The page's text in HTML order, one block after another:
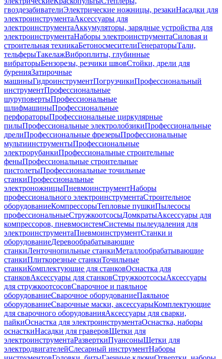
гвоздезабивателиЭлектрические ножницы, резакиНасадки для
электроинструментаАксессуары для
электроинструментаАккумуляторы, зарядные устройства для
электроинструментаНаборы электроинструментаСиловая и
строительная техникаБетоносмесителиГенераторыТали,
тельферыТакелажВиброплиты, глубинные
вибраторыБензорезы, резчики швовСтойки, дрели для
буренияЗатирочные
машиныГидроинструментПогрузчикиПрофессиональный
инструментПрофессиональные
шуруповертыПрофессиональные
шлифмашиныПрофессиональные
перфораторыПрофессиональные циркулярные
пилыПрофессиональные электролобзикиПрофессиональные
дрелиПрофессиональные фрезерыПрофессиональные
мультиинструментыПрофессиональные
электрорубанкиПрофессиональные строительные
феныПрофессиональные строительные
пистолетыПрофессиональные точильные
станкиПрофессиональные
электроножницыПневмоинструментНаборы
профессионального электроинструментаСтроительное
оборудованиеКомпрессорыТепловые пушкиПылесосы
профессиональныеСтружкоотсосыДомкратыАксессуары для
компрессоров, пневмосистемСистемы пылеудаления для
электроинструментаПневмоинструментСтанки и
оборудованиеДеревообрабатывающие
станкиЛенточнопильные станкиМеталлообрабатывающие
станкиПлиткорезные станкиТочильные
станкиКомплектующие для станковОснастка для
станковАксессуары для станковСтружкоотсосыАксессуары
для стружкоотсосовСварочное и паяльное
оборудованиеСварочное оборудованиеПаяльное
оборудованиеСварочные маски, аксессуарыКомплектующие
для сварочного оборудованияАксессуары для сварки,
пайкиОснастка для электроинструментаОснастка, наборы
оснасткиНасадки для граверовЩетки для
электроинструментаРазверткиПуансоныЩетки для
электродвигателейСлесарный инструментНаборы